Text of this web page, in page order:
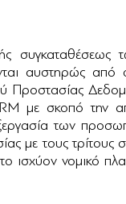
αυστηρώς από
με σκοπό την
των
με τους τρίτους
ισχύον νομικό